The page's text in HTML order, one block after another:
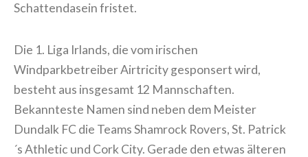
Schattendasein fristet.
Die 1. Liga Irlands, die vom irischen
Windparkbetreiber Airtricity gesponsert wird,
besteht aus insgesamt 12 Mannschaften.
Bekannteste Namen sind neben dem Meister
Dundalk FC die Teams Shamrock Rovers, St. Patrick
´s Athletic und Cork City. Gerade den etwas älteren